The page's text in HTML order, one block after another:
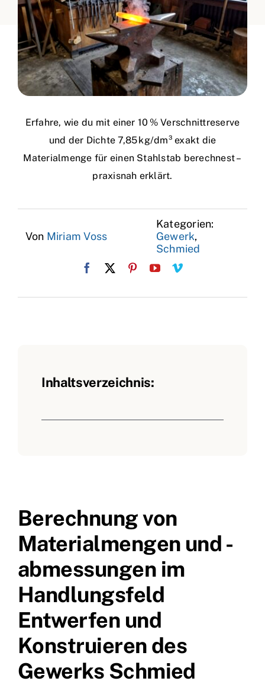
Erfahre, wie du mit einer 10 % Verschnittreserve
und der Dichte 7,85 kg/dm³ exakt die
Materialmenge für einen Stahlstab berechnest –
praxisnah erklärt.
Von Miriam Voss
Kategorien:
Gewerk,
Schmied
Inhaltsverzeichnis:
Berechnung von
Materialmengen und -
abmessungen im
Handlungsfeld
Entwerfen und
Konstruieren des
Gewerks Schmied